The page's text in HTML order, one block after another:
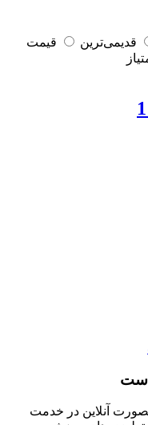
قدیمی‌ترین
قيمت
آنلاین در خدمت